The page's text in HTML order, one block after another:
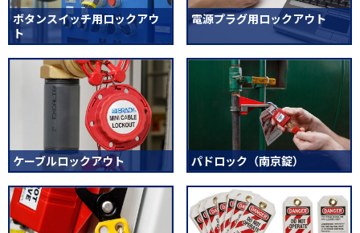
ボタンスイッチ用ロックアウ
ト
電源プラグ用ロックアウト
ケーブルロックアウト パドロック（南京錠）